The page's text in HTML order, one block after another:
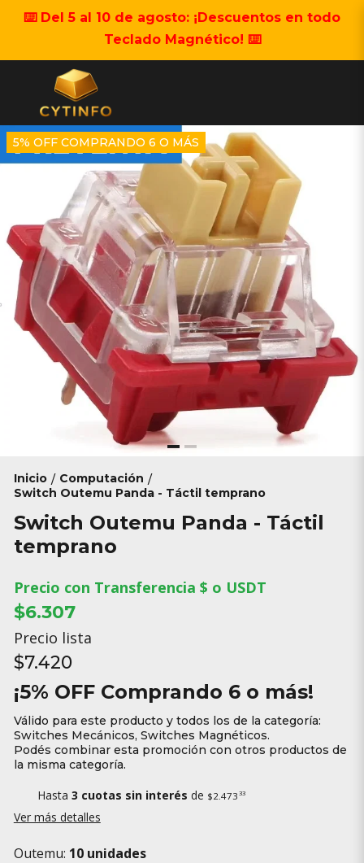
⌨️ Del 5 al 10 de agosto: ¡Descuentos en todo
Teclado Magnético! ⌨️
5% OFF COMPRANDO 6 O MÁS
Inicio / Computación /
Switch Outemu Panda - Táctil temprano
Switch Outemu Panda - Táctil
temprano
Precio con Transferencia $ o USDT
$6.307
Precio lista
$7.420
¡5% OFF Comprando 6 o más!
Válido para este producto y todos los de la categoría:
Switches Mecánicos, Switches Magnéticos.
Podés combinar esta promoción con otros productos de
la misma categoría.
Hasta 3 cuotas sin interés de $2.473 33
Ver más detalles
Outemu: 10 unidades